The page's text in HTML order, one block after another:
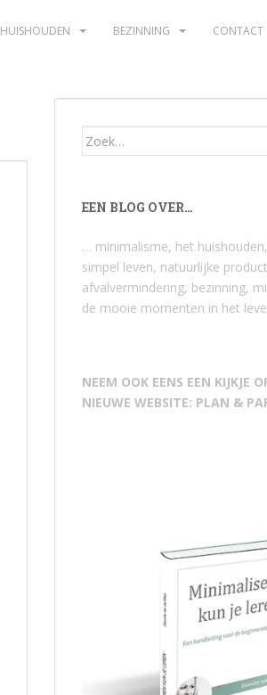
HUISHOUDEN BEZINNING CONTACT
Zoek
EEN BLOG OVER…
… minimalisme, het
simpel leven, natuurlijke
afvalvermindering, bezinning,
de mooie momenten in het
NEEM OOK EENS EEN KIJKJE
NIEUWE WEBSITE: PLAN &